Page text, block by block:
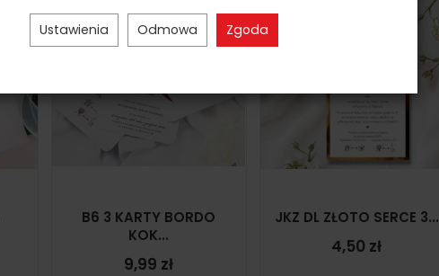
B6 3 KARTY BORDO
KOK...
9,99 zł
JKZ DL ZŁOTO SERCE 3...
4,50 zł
Ustawienia Odmowa Zgoda